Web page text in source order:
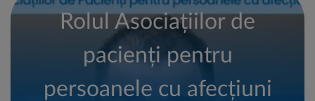
Rolul Asociațiilor de
pacienți pentru
persoanele cu afecțiuni